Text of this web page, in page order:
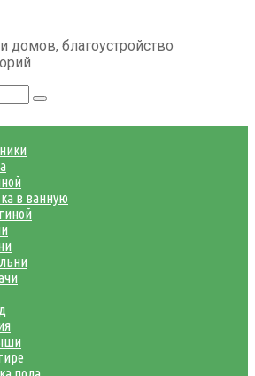
домов, благоустройство
в ванную